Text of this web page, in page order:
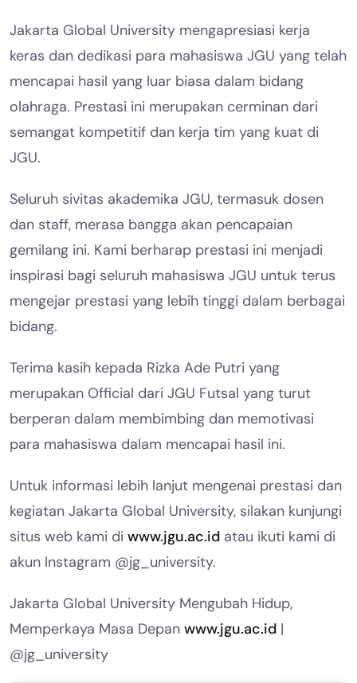
Jakarta Global University mengapresiasi kerja
keras dan dedikasi para mahasiswa JGU yang telah
mencapai hasil yang luar biasa dalam bidang
olahraga. Prestasi ini merupakan cerminan dari
semangat kompetitif dan kerja tim yang kuat di
JGU.
Seluruh sivitas akademika JGU, termasuk dosen
dan staff, merasa bangga akan pencapaian
gemilang ini. Kami berharap prestasi ini menjadi
inspirasi bagi seluruh mahasiswa JGU untuk terus
mengejar prestasi yang lebih tinggi dalam berbagai
bidang.
Terima kasih kepada Rizka Ade Putri yang
merupakan Official dari JGU Futsal yang turut
berperan dalam membimbing dan memotivasi
para mahasiswa dalam mencapai hasil ini.
Untuk informasi lebih lanjut mengenai prestasi dan
kegiatan Jakarta Global University, silakan kunjungi
situs web kami di www.jgu.ac.id atau ikuti kami di
akun Instagram @jg_university.
Jakarta Global University Mengubah Hidup,
Memperkaya Masa Depan www.jgu.ac.id |
@jg_university